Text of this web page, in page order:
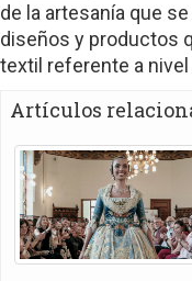
de la artesanía que
diseños y productos
textil referente a
Artículos